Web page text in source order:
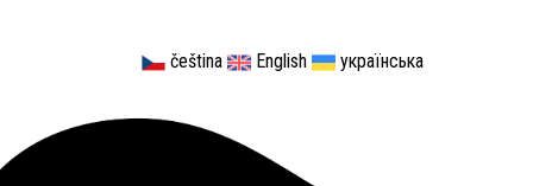
čeština English українська